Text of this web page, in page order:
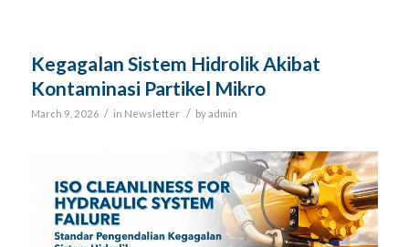
Kegagalan Sistem Hidrolik Akibat
Kontaminasi Partikel Mikro
March 9, 2026 / in Newsletter / byadmin